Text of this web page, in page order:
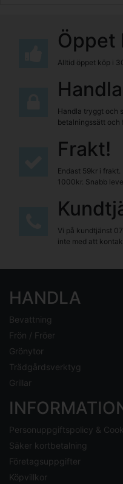
Öppet
Alltid öppet köp i
Handla tryggt och
betalningssätt och
Frakt!
Endast 59kr i
1000kr. Snabb
Vi på kundtjänst
inte med att
HANDLA
Bevattning
Frön / Fröer
Grönytor
Trädgårdsverktyg
Grillar
Personuppgiftspolicy &
Säker kortbetalning
Företagsuppgifter
Köpvillkor